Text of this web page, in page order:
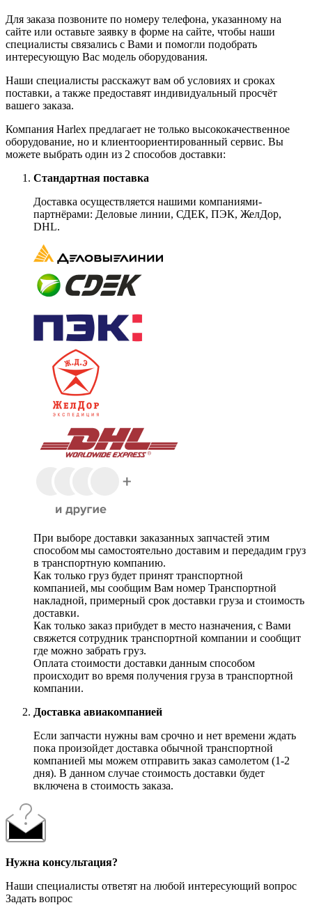
Для заказа позвоните по номеру телефона, указанному на
сайте или оставьте заявку в форме на сайте, чтобы наши
специалисты связались с Вами и помогли подобрать
интересующую Вас модель оборудования.
Наши специалисты расскажут вам об условиях и сроках
поставки, а также предоставят индивидуальный просчёт
вашего заказа.
Компания Harlex предлагает не только высококачественное
оборудование, но и клиентоориентированный сервис. Вы
можете выбрать один из 2 способов доставки:
Стандартная поставка
Доставка осуществляется нашими компаниями-
партнёрами: Деловые линии, СДЕК, ПЭК, ЖелДор,
DHL.
При выборе доставки заказанных запчастей этим
способом мы самостоятельно доставим и передадим груз
в транспортную компанию.
Как только груз будет принят транспортной
компанией, мы сообщим Вам номер Транспортной
накладной, примерный срок доставки груза и стоимость
доставки.
Как только заказ прибудет в место назначения, с Вами
свяжется сотрудник транспортной компании и сообщит
где можно забрать груз.
Оплата стоимости доставки данным способом
происходит во время получения груза в транспортной
компании.
Доставка авиакомпанией
Если запчасти нужны вам срочно и нет времени ждать
пока произойдет доставка обычной транспортной
компанией мы можем отправить заказ самолетом (1-2
дня). В данном случае стоимость доставки будет
включена в стоимость заказа.
Нужна консультация?
Наши специалисты ответят на любой интересующий вопрос
Задать вопрос